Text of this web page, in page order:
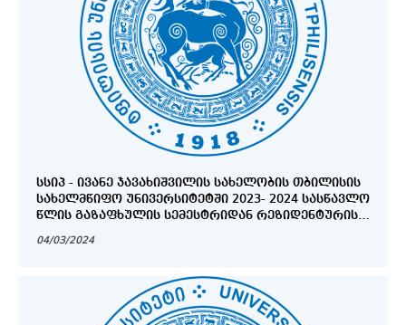
ᲡᲡᲘᲞ - ᲘᲕᲐᲜᲔ ᲯᲐᲕᲐᲮᲘᲨᲕᲘᲚᲘᲡ ᲡᲐᲮᲔᲚᲝᲑᲘᲡ ᲗᲑᲘᲚᲘᲡᲘᲡ
ᲡᲐᲮᲔᲚᲛᲬᲘᲤᲝ ᲣᲜᲘᲕᲔᲠᲡᲘᲢᲔᲢᲨᲘ 2023- 2024 ᲡᲐᲡᲬᲐᲕᲚᲝ
ᲬᲚᲘᲡ ᲒᲐᲖᲐᲤᲮᲣᲚᲘᲡ ᲡᲔᲛᲔᲡᲢᲠᲘᲓᲐᲜ ᲠᲔᲖᲘᲓᲔᲜᲢᲣᲠᲘᲡ
ᲒᲐᲜᲐᲗᲚᲔᲑᲘᲡ (ᲞᲠᲝᲤᲔᲡᲘᲣᲚᲘ ᲛᲖᲐᲓᲔᲑᲘᲡ)
ᲛᲘᲦᲔᲑᲘᲡᲐ ᲓᲐ ᲛᲐᲡᲗᲐᲜ ᲓᲐᲙᲐᲕᲨᲘᲠᲔᲑᲣᲚᲘ
ᲝᲠᲒᲐᲜᲘᲖᲐᲪᲘᲣᲚᲘ ᲡᲐᲙᲘᲗᲮᲔᲑᲘᲡ ᲛᲝᲬᲔᲡᲠᲘᲒᲔᲑᲘᲡ
04/03/2024